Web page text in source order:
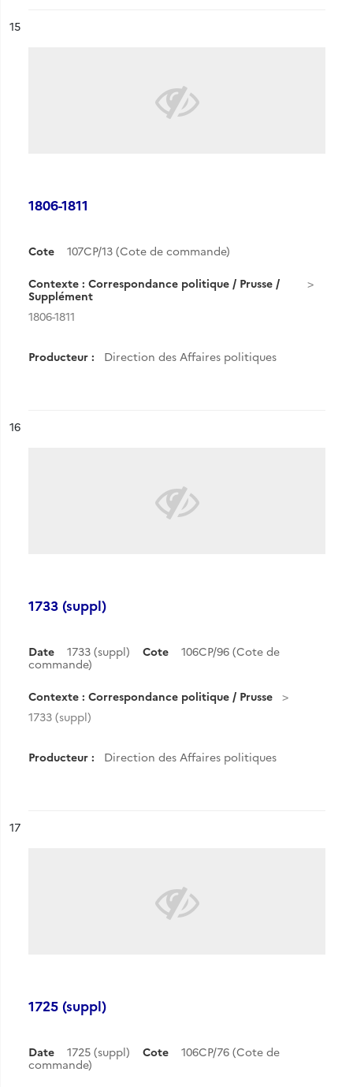
n°
15
1806-1811
Cote 107CP/13 (Cote de commande)
Contexte : Correspondance politique / Prusse /
Supplément
1806-1811
Producteur : Direction des Affaires politiques
n°
16
1733 (suppl)
Date 1733 (suppl) Cote
106CP/96 (Cote de
commande)
Contexte : Correspondance politique / Prusse
1733 (suppl)
Producteur : Direction des Affaires politiques
n°
17
1725 (suppl)
Date 1725 (suppl) Cote
106CP/76 (Cote de
commande)